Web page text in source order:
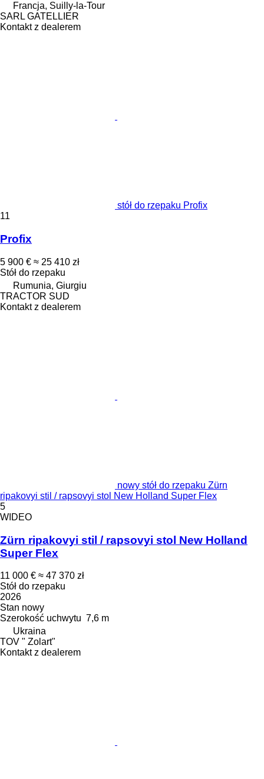
Francja, Suilly-la-Tour
SARL GATELLIER
Kontakt z dealerem
stół do rzepaku Profix
11
Profix
5 900 € ≈ 25 410 zł
Stół do rzepaku
Rumunia, Giurgiu
TRACTOR SUD
Kontakt z dealerem
nowy stół do rzepaku Zürn
ripakovyi stil / rapsovyi stol New Holland Super Flex
5
WIDEO
Zürn ripakovyi stil / rapsovyi stol New Holland
Super Flex
11 000 € ≈ 47 370 zł
Stół do rzepaku
2026
Stan nowy
Szerokość uchwytu 7,6 m
Ukraina
TOV " Zolart"
Kontakt z dealerem